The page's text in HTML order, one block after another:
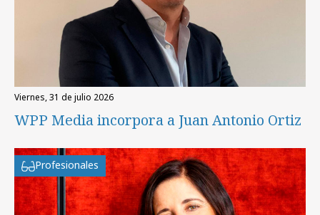
viernes, 31 de julio 2026
WPP Media incorpora a Juan Antonio Ortiz
Profesionales